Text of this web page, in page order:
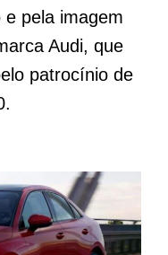
pela imagem
Audi, que
patrocínio de